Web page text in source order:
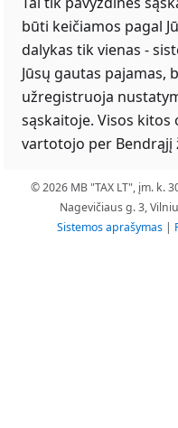
būti keičiamos pagal
dalykas tik vienas -
Jūsų gautas pajamas,
užregistruoja
sąskaitoje. Visos
vartotojo per Bendrąjį
© 2026 MB "TAX LT", įm. k.
Nagevičiaus g. 3,
Sistemos aprašymas